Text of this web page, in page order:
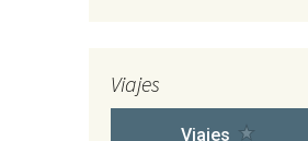
Viajes